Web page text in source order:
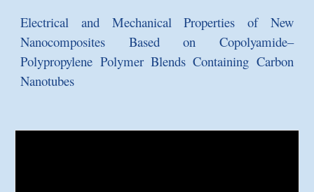
Electrical and Mechanical Properties of New
Nanocomposites Based on Copolyamide–
Polypropylene Polymer Blends Containing Carbon
Nanotubes